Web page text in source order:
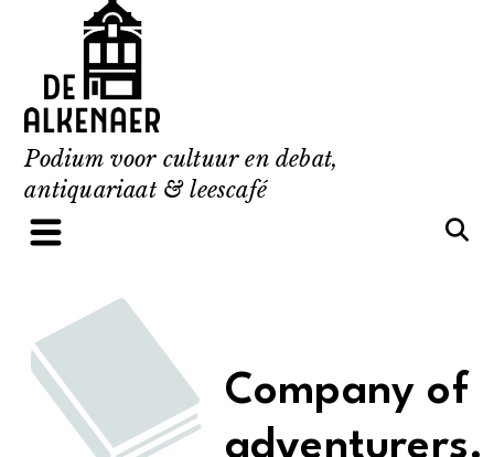
content
Podium voor cultuur en debat,
antiquariaat & leescafé
Company of
adventurers.